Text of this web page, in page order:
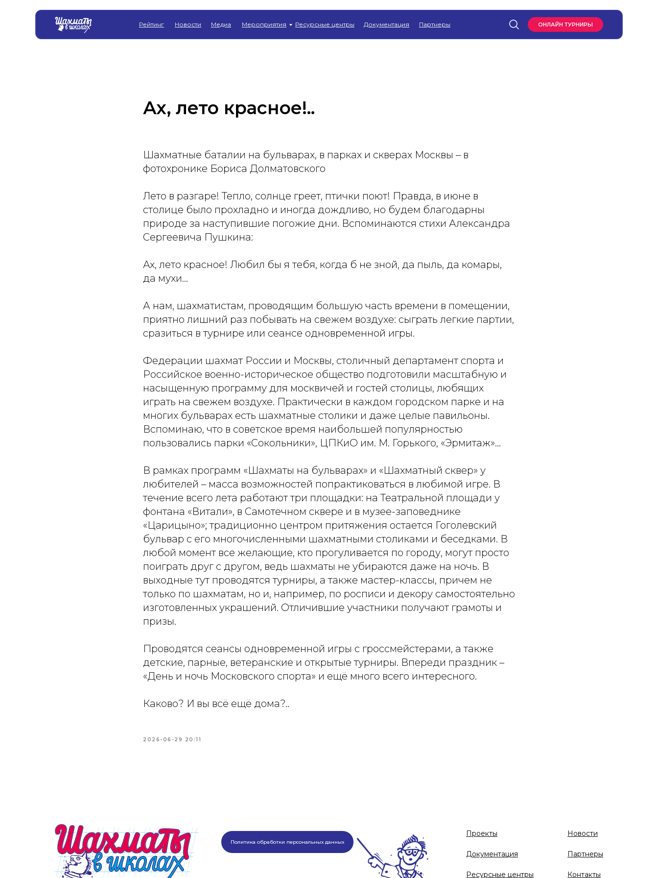
ОНЛАЙН ТУРНИРЫ
Рейтинг Документация
Ресурсные центры
Новости Мероприятия Партнеры
Медиа
Ах, лето красное!..
Шахматные баталии на бульварах, в парках и скверах Москвы – в
фотохронике Бориса Долматовского
Лето в разгаре! Тепло, солнце греет, птички поют! Правда, в июне в
столице было прохладно и иногда дождливо, но будем благодарны
природе за наступившие погожие дни. Вспоминаются стихи Александра
Сергеевича Пушкина:
Ах, лето красное! Любил бы я тебя, когда б не зной, да пыль, да комары,
да мухи…
А нам, шахматистам, проводящим большую часть времени в помещении,
приятно лишний раз побывать на свежем воздухе: сыграть легкие партии,
сразиться в турнире или сеансе одновременной игры.
Федерации шахмат России и Москвы, столичный департамент спорта и
Российское военно-историческое общество подготовили масштабную и
насыщенную программу для москвичей и гостей столицы, любящих
играть на свежем воздухе. Практически в каждом городском парке и на
многих бульварах есть шахматные столики и даже целые павильоны.
Вспоминаю, что в советское время наибольшей популярностью
пользовались парки «Сокольники», ЦПКиО им. М. Горького, «Эрмитаж»…
В рамках программ «Шахматы на бульварах» и «Шахматный сквер» у
любителей – масса возможностей попрактиковаться в любимой игре. В
течение всего лета работают три площадки: на Театральной площади у
фонтана «Витали», в Самотечном сквере и в музее-заповеднике
«Царицыно»; традиционно центром притяжения остается Гоголевский
бульвар с его многочисленными шахматными столиками и беседками. В
любой момент все желающие, кто прогуливается по городу, могут просто
поиграть друг с другом, ведь шахматы не убираются даже на ночь. В
выходные тут проводятся турниры, а также мастер-классы, причем не
только по шахматам, но и, например, по росписи и декору самостоятельно
изготовленных украшений. Отличившие участники получают грамоты и
призы.
Проводятся сеансы одновременной игры с гроссмейстерами, а также
детские, парные, ветеранские и открытые турниры. Впереди праздник –
«День и ночь Московского спорта» и ещё много всего интересного.
Каково? И вы всё ещё дома?..
2026-06-29 20:11
Проекты
Документация
Ресурсные центры
Новости
Партнеры
Контакты
Политика обработки персональных данных